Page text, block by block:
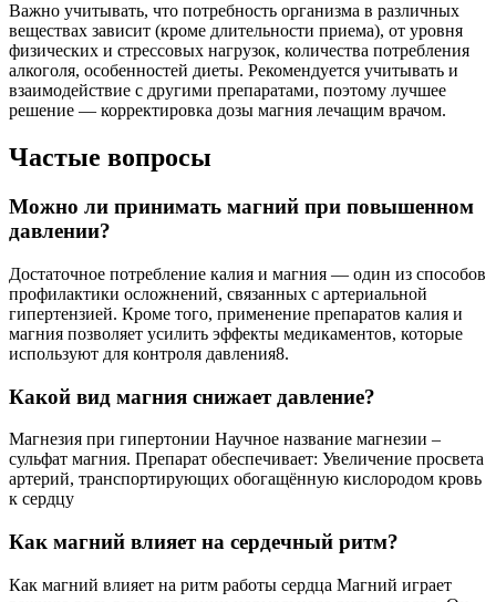
Важно учитывать, что потребность организма в различных
веществах зависит (кроме длительности приема), от уровня
физических и стрессовых нагрузок, количества потребления
алкоголя, особенностей диеты. Рекомендуется учитывать и
взаимодействие с другими препаратами, поэтому лучшее
решение — корректировка дозы магния лечащим врачом.
Частые вопросы
Можно ли принимать магний при повышенном
давлении?
Достаточное потребление калия и магния — один из способов
профилактики осложнений, связанных с артериальной
гипертензией. Кроме того, применение препаратов калия и
магния позволяет усилить эффекты медикаментов, которые
используют для контроля давления8.
Какой вид магния снижает давление?
Магнезия при гипертонии Научное название магнезии –
сульфат магния. Препарат обеспечивает: Увеличение просвета
артерий, транспортирующих обогащённую кислородом кровь
к сердцу
Как магний влияет на сердечный ритм?
Как магний влияет на ритм работы сердца Магний играет